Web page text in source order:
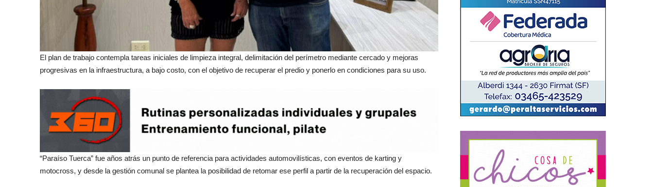
El plan de trabajo contempla tareas iniciales de limpieza integral, delimitación del perímetro mediante cercado y mejoras
progresivas en la infraestructura, a bajo costo, con el objetivo de recuperar el predio y ponerlo en condiciones para su uso.
“Paraíso Tuerca” fue años atrás un punto de referencia para actividades automovilísticas, con eventos de karting y
motocross, y desde la gestión comunal se plantea la posibilidad de retomar ese perfil a partir de la recuperación del espacio.